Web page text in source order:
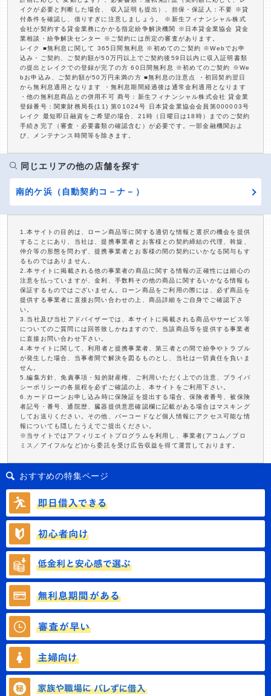
イクが必要と判断した場合、 収入証明も提出）、担保・保証人：不要 ※貸
付条件を確認し、借りすぎに注意しましょう。 ※新生フィナンシャル株式
会社が契約する貸金業務にかかる指定紛争解決機関 ※日本貸金業協会 貸金
業相談・紛争解決センター ※ご契約には所定の審査があります。
レイク ■無利息に関して 365日間無利息 ※初めてのご契約 ※Webでお申
込み・ご契約、ご契約額が50万円以上でご契約後59日以内に収入証明書類
の提出とレイクでの登録が完了の方 60日間無利息 ※初めてのご契約 ※We
bお申込み、ご契約額が50万円未満の方 ■無利息の注意点 ・初回契約翌日
から無利息適用となります ・無利息期間経過後は通常金利適用となります
・他の無利息商品との併用不可 商号：新生フィナンシャル株式会社 貸金業
登録番号：関東財務局長(11) 第01024号 日本貸金業協会会員第000003号
レイク 最短即日融資をご希望の場合、21時（日曜日は18時）までのご契約
手続き完了（審査・必要書類の確認含む）が必要です。一部金融機関およ
び、メンテナンス時間等を除きます。
同じエリアの他の店舗を探す
南的ケ浜（自動契約コ－ナ－）
1.本サイトの目的は、ローン商品等に関する適切な情報と選択の機会を提供
することにあり、当社は、提携事業者とお客様との契約締結の代理、斡旋、
仲介等の形態を問わず、提携事業者とお客様の間の契約にいかなる関与もす
るものではありません。
2.本サイトに掲載される他の事業者の商品に関する情報の正確性には細心の
注意を払っていますが、金利、手数料その他の商品に関するいかなる情報も
保証するものではございません。ローン商品をご利用の際には、必ず商品を
提供する事業者に直接お問い合わせの上、商品詳細をご自身でご確認下さ
い。
3.当社及び当社アドバイザーでは、本サイトに掲載される商品やサービス等
についてのご質問には回答致しかねますので、当該商品等を提供する事業者
に直接お問い合わせ下さい。
4.本サイトに関して、利用者と提携事業者、第三者との間で紛争やトラブル
が発生した場合、当事者間で解決を図るものとし、当社は一切責任を負いま
せん。
5.編集方針、免責事項・知的財産権、ご利用いただく上での注意、プライバ
シーポリシーの各規程を必ずご確認の上、本サイトをご利用下さい。
6.カードローンお申し込み時に保険証を提出する場合、保険者番号、被保険
者記号・番号、通院歴、臓器提供意思確認欄に記載がある場合はマスキング
してお送りください。その他、バーコードなど個人情報にアクセス可能な情
報についても隠したうえでご提出ください。
※当サイトではアフィリエイトプログラムを利用し、事業者(アコム／プロ
ミス／アイフルなど)から委託を受け広告収益を得て運営しております。
おすすめの特集ページ